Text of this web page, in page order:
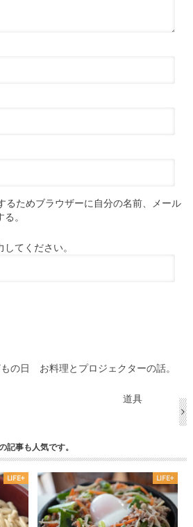
るためブラウザーに自分の名前、メール
。
てください。
の日 お料理とプロジェクターの話。
道具
記事も人気です。
LIFE+ LIFE+